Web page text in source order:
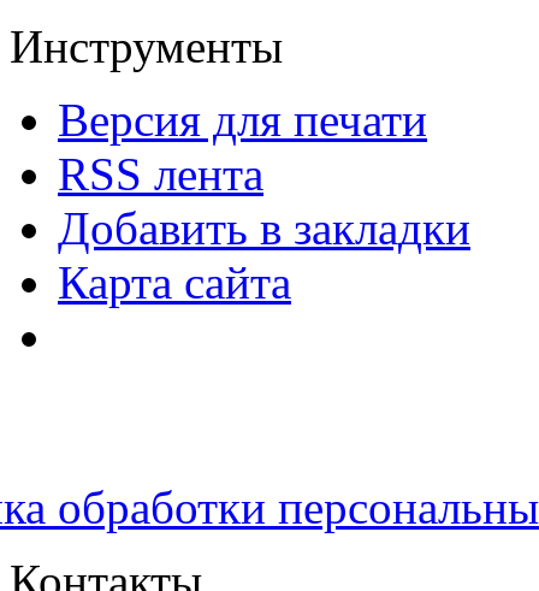
Инструменты
Версия для печати
RSS лента
Добавить в закладки
Карта сайта
обработки
Контакты